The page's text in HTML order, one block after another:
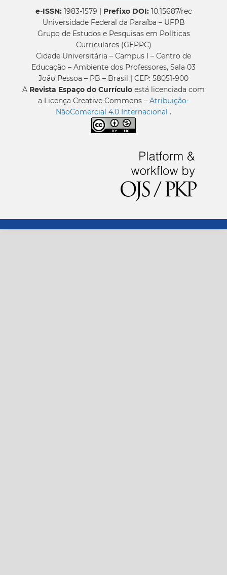
e-ISSN:1983-1579 | Prefixo DOI:10.15687/rec
Universidade Federal da Paraíba – UFPB
Grupo de Estudos e Pesquisas em Políticas
Curriculares (GEPPC)
Cidade Universitária – Campus I – Centro de
Educação – Ambiente dos Professores, Sala 03
João Pessoa – PB – Brasil | CEP: 58051-900
A Revista Espaço do Currículo está licenciada com
a Licença Creative Commons – Atribuição-
NãoComercial 4.0 Internacional .